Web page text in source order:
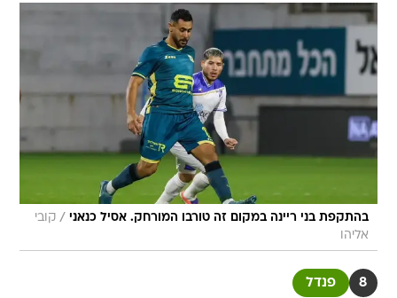
בהתקפת בני ריינה במקום זה טורבו המורחק. אסיל כנאני / קובי
אליהו
8 פנדל